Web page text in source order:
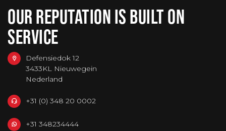
OUR REPUTATION IS BUILT ON
SERVICE
Defensiedok 12
3433KL Nieuwegein
Nederland
+31 (0) 348 20 0002
+31 348234444